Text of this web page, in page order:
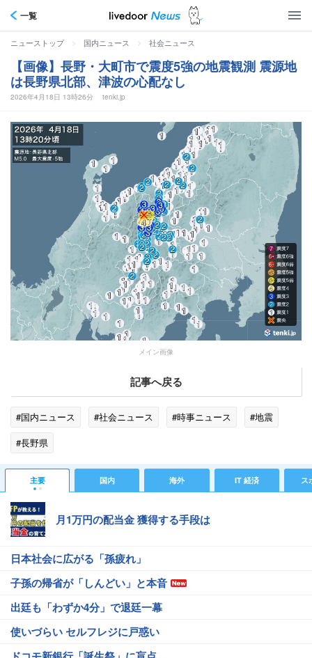
一覧
ニューストップ > 国内ニュース > 社会ニュース
【画像】長野・大町市で震度5強の地震観測 震源地
は長野県北部、津波の心配なし
2026年4月18日 13時26分 tenki.jp
メイン画像
記事へ戻る
#国内ニュース #社会ニュース #時事ニュース
#地震
#長野県
主要 国内 海外 IT 経済 ス
月1万円の配当金 獲得する手段は
日本社会に広がる「孫疲れ」
子孫の帰省が「しんどい」と本音
出廷も「わずか4分」で退廷一幕
使いづらい セルフレジに戸惑い